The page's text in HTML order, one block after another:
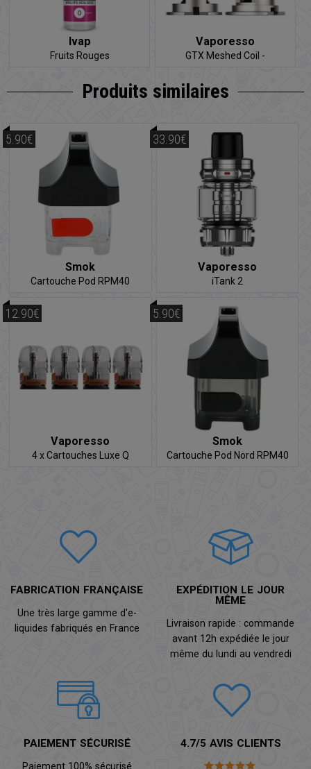
Ivap
Fruits Rouges
Vaporesso
GTX Meshed Coil -
Produits similaires
Smok
Cartouche Pod RPM40
5.90€
Vaporesso
iTank 2
33.90€
Vaporesso
4 x Cartouches Luxe Q
12.90€
Smok
Cartouche Pod Nord RPM40
5.90€
FABRICATION FRANÇAISE
Une très large gamme d'e-
liquides fabriqués en France
EXPÉDITION LE JOUR
MÊME
Livraison rapide : commande
avant 12h expédiée le jour
même du lundi au vendredi
PAIEMENT SÉCURISÉ
Paiement 100% sécurisé
4.7/5 AVIS CLIENTS